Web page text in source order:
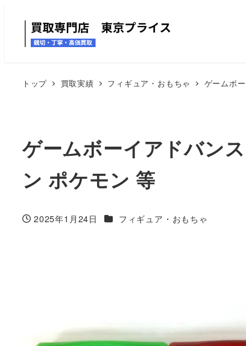
トップ 買取実績 フィギュア・おもちゃ ゲームボ
ゲームボーイアドバン
ン ポケモン 等
投稿日
2025年1月24日 カテゴリー
フィギュア・おもちゃ